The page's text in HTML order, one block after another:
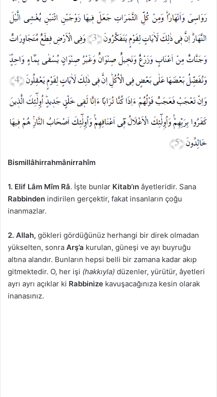
Bismillâhirrahmânirrahîm
1. Elif Lâm Mîm Râ. İşte bunlar Kitab’ın âyetleridir. Sana
Rabbinden indirilen gerçektir, fakat insanların çoğu
inanmazlar.
2. Allah, gökleri gördüğünüz herhangi bir direk olmadan
yükselten, sonra Arş’a kurulan, güneşi ve ayı buyruğu
altına alandır. Bunların hepsi belli bir zamana kadar akıp
gitmektedir. O, her işi (hakkıyla) düzenler, yürütür, âyetleri
ayrı ayrı açıklar ki Rabbinize kavuşacağınıza kesin olarak
inanasınız.